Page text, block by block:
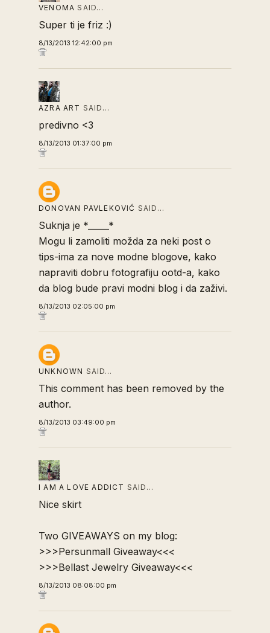
VENOMA SAID…
Super ti je friz :)
8/13/2013 12:42:00 pm
AZRA ART SAID…
predivno <3
8/13/2013 01:37:00 pm
DONOVAN PAVLEKOVIĆ SAID…
Suknja je *_____*
Mogu li zamoliti možda za neki post o
tips-ima za nove modne blogove, kako
napraviti dobru fotografiju ootd-a, kako
da blog bude pravi modni blog i da zaživi.
8/13/2013 02:05:00 pm
UNKNOWN SAID…
This comment has been removed by the
author.
8/13/2013 03:49:00 pm
I AM A LOVE ADDICT SAID…
Nice skirt
Two GIVEAWAYS on my blog:
>>>Persunmall Giveaway<<<
>>>Bellast Jewelry Giveaway<<<
8/13/2013 08:08:00 pm